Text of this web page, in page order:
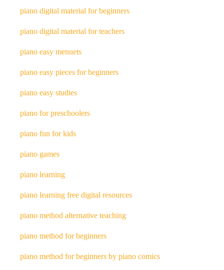
piano digital material for beginners
piano digital material for teachers
piano easy menuets
piano easy pieces for beginners
piano easy studies
piano for preschoolers
piano fun for kids
piano games
piano learning
piano learning free digital resources
piano method alternative teaching
piano method for beginners
piano method for beginners by piano comics